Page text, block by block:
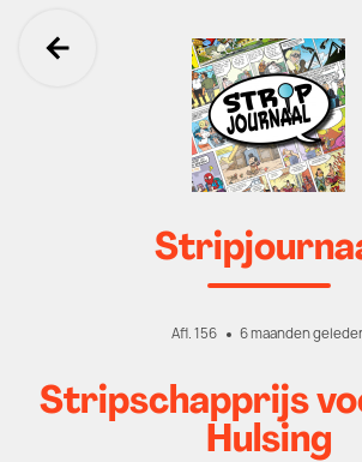
Ga terug
Afl. 156 6 maanden
Stripschapprijs
Hulsing